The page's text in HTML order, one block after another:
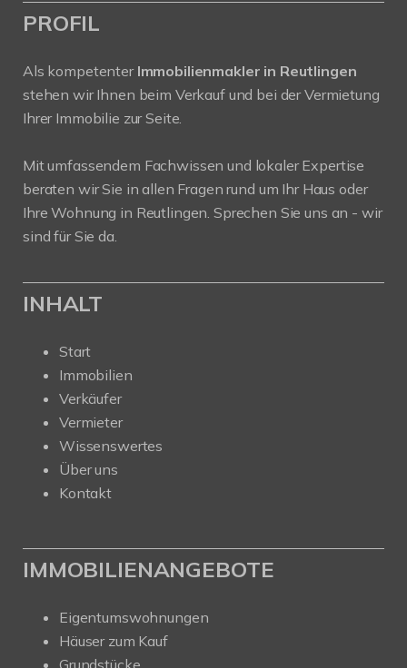
PROFIL
Als kompetenter Immobilienmakler in Reutlingen
stehen wir Ihnen beim Verkauf und bei der Vermietung
Ihrer Immobilie zur Seite.
Mit umfassendem Fachwissen und lokaler Expertise
beraten wir Sie in allen Fragen rund um Ihr Haus oder
Ihre Wohnung in Reutlingen. Sprechen Sie uns an - wir
sind für Sie da.
INHALT
Start
Immobilien
Verkäufer
Vermieter
Wissenswertes
Über uns
Kontakt
IMMOBILIENANGEBOTE
Eigentumswohnungen
Häuser zum Kauf
Grundstücke